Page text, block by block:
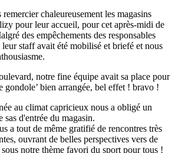
chaleureusement les magasins
pour leur accueil, pour cet après-midi de
des empêchements des responsables
leur staff avait été mobilisé et briefé et nous
notre fine équipe avait sa place pour
gondole’ bien arrangée, bel effet ! bravo !
au climat capricieux nous a obligé un
sas d'entrée du magasin.
a tout de même gratifié de rencontres très
ouvrant de belles perspectives vers de
notre thème favori du sport pour tous !